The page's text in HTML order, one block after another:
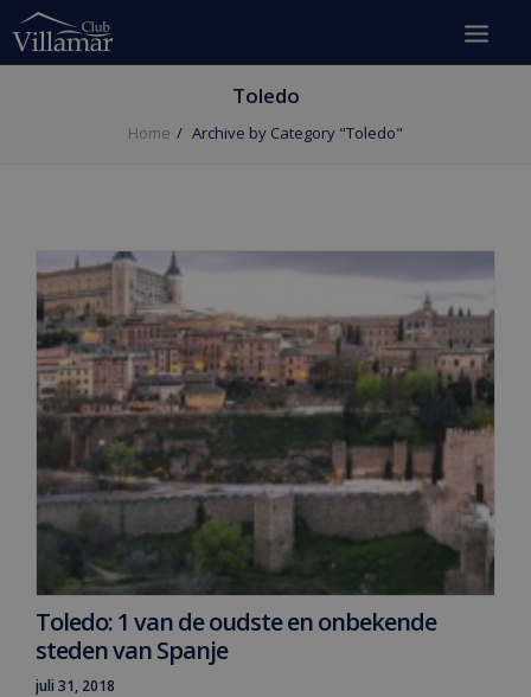
Toledo
Home Archive by Category "Toledo"
Toledo: 1 van de oudste en onbekende
steden van Spanje
juli 31, 2018